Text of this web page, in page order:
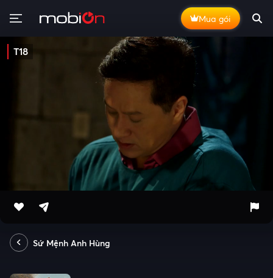
Mua gói
Sứ Mệnh Anh Hùng
T18